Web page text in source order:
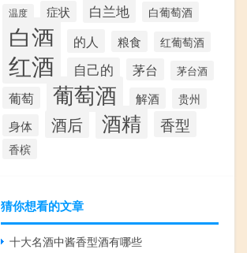
温度 症状 白兰地 白葡萄酒
白酒 的人 粮食 红葡萄酒
红酒 自己的 茅台 茅台酒
葡萄 葡萄酒 解酒 贵州
身体 酒后 酒精 香型
香槟
猜你想看的文章
十大名酒中酱香型酒有哪些